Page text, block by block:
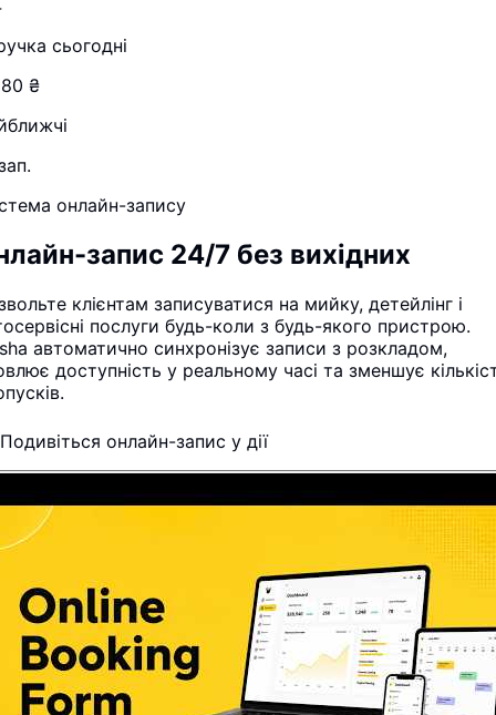
сьогодні
₴
онлайн-запису
запис 24/7 без вихідних
клієнтам записуватися на мийку, детейлінг і
послуги будь-коли з будь-якого пристрою.
автоматично синхронізує записи з розкладом,
доступність у реальному часі та зменшує
Подивіться онлайн-запис у дії